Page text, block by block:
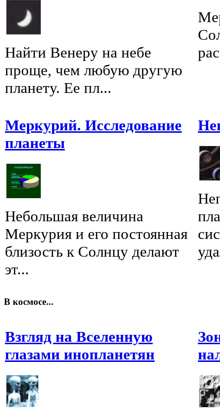
Найти Венеру на небе
проще, чем любую другую
планету. Ее пл...
Меркурий. Исследование
планеты
Небольшая величина
Меркурия и его постоянная
близость к Солнцу делают
эт...
В космосе...
Взгляд на Вселенную
глазами инопланетян